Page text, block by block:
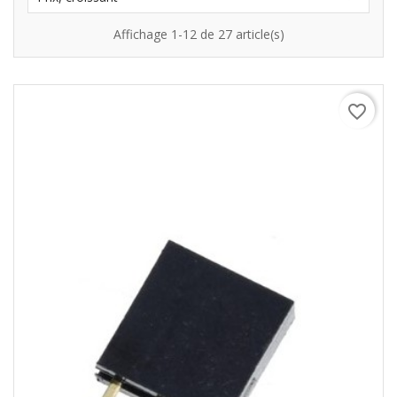
Affichage 1-12 de 27 article(s)
favorite_border